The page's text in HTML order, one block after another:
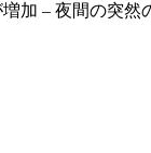
加 – 夜間の突然